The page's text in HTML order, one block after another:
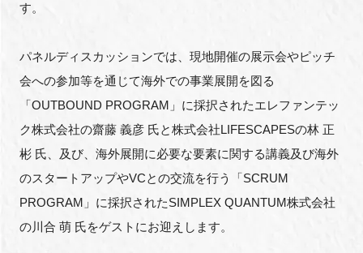
閉じる
す。
パネルディスカッションでは、現地開催の展示会やピッチ
会への参加等を通じて海外での事業展開を図る
「OUTBOUND PROGRAM 」に採択されたエレファンテッ
ク株式会社の齋藤 義彦 氏と株式会社LIFESCAPESの林 正
彬 氏、及び、海外展開に必要な要素に関する講義及び海外
のスタートアップやVCとの交流を行う「SCRUM
PROGRAM 」に採択されたSIMPLEX QUANTUM株式会社
の川合 萌 氏をゲストにお迎えします。